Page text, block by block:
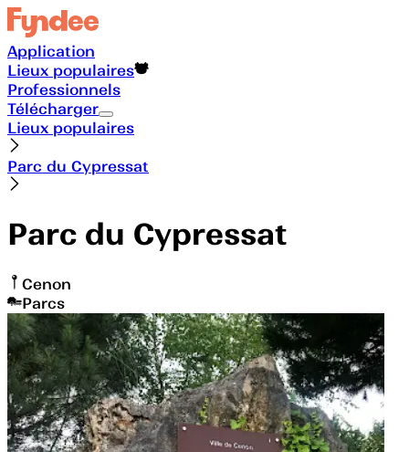
Application
Lieux populaires
Professionnels
Télécharger
Lieux populaires
Parc du Cypressat
Parc du Cypressat
Cenon
Parcs